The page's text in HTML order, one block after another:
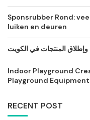
Sponsrubber Rond:
luiken en deuren
Indoor Playground
Playground
RECENT POST